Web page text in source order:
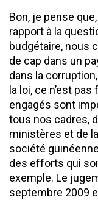
Bon, je pense
rapport à la
budgétaire, nous
de cap dans un
dans la
la loi, ce n’est
engagés sont
tous nos cadres,
ministères et de
société
des efforts qui
exemple. Le
septembre 2009